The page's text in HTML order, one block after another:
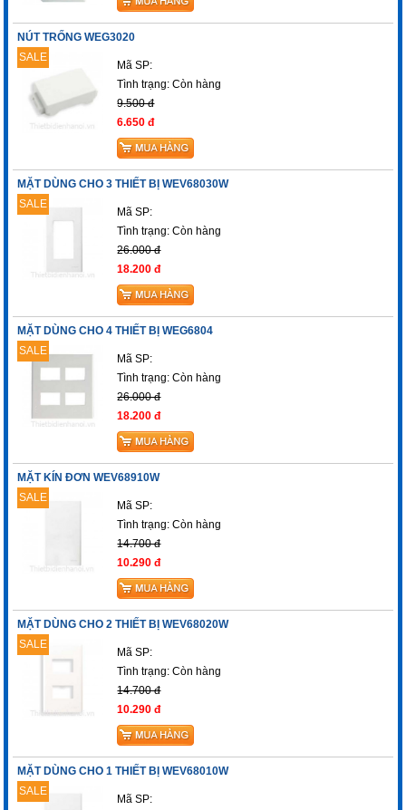
NÚT TRỐNG WEG3020
SALE
Mã SP:
Tình trạng:Còn hàng
9.500 đ
6.650 đ
MẶT DÙNG CHO 3 THIẾT BỊ WEV68030W
SALE
Mã SP:
Tình trạng:Còn hàng
26.000 đ
18.200 đ
MẶT DÙNG CHO 4 THIẾT BỊ WEG6804
SALE
Mã SP:
Tình trạng:Còn hàng
26.000 đ
18.200 đ
MẶT KÍN ĐƠN WEV68910W
SALE
Mã SP:
Tình trạng:Còn hàng
14.700 đ
10.290 đ
MẶT DÙNG CHO 2 THIẾT BỊ WEV68020W
SALE
Mã SP:
Tình trạng:Còn hàng
14.700 đ
10.290 đ
MẶT DÙNG CHO 1 THIẾT BỊ WEV68010W
SALE
Mã SP: